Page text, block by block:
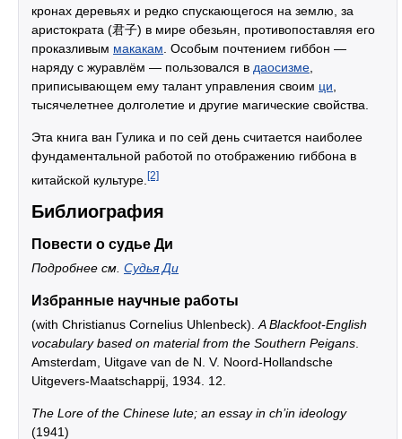
кронах деревьях и редко спускающегося на землю, за
аристократа (君子) в мире обезьян, противопоставляя его
проказливым макакам . Особым почтением гиббон —
наряду с журавлём — пользовался в даосизме
приписывающем ему талант управления своим ци
тысячелетнее долголетие и другие магические свойства.
Эта книга ван Гулика и по сей день считается наиболее
фундаментальной работой по отображению гиббона в
китайской культуре. [2]
Библиография
Повести о судье Ди
Подробнее см. Судья Ди
Избранные научные работы
(with Christianus Cornelius Uhlenbeck).A Blackfoot-English
vocabulary based on material from the Southern Peigans.
Amsterdam, Uitgave van de N. V. Noord-Hollandsche
Uitgevers-Maatschappij, 1934. 12.
The Lore of the Chinese lute; an essay in ch’in ideology
(1941)